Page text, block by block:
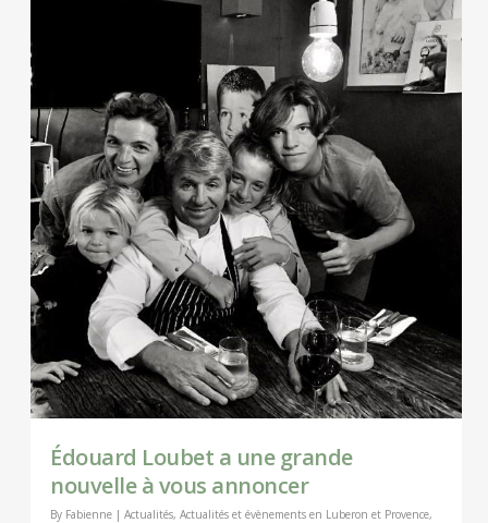
Édouard Loubet a une grande
nouvelle à vous annoncer
By Fabienne | Actualités, Actualités et évènements en Luberon et Provence,